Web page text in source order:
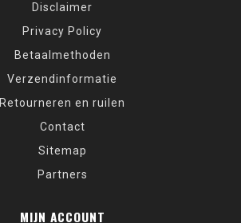
Disclaimer
Privacy Policy
Betaalmethoden
Verzendinformatie
Retourneren en ruilen
Contact
Sitemap
Partners
MIJN ACCOUNT